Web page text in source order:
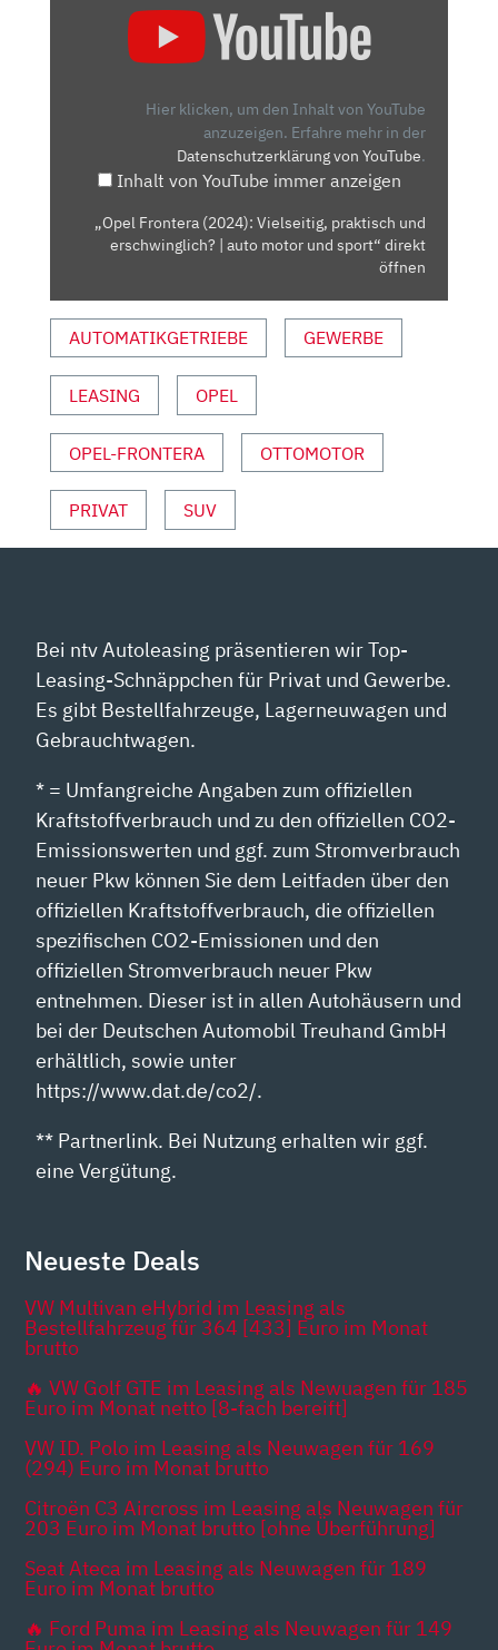
FRONTERA
PRAKTISCH
ERSCHWINGLICH?
VON
YOUTUBE
ANZEIGEN
Hier klicken, um den Inhalt von YouTube
anzuzeigen. Erfahre mehr in der
Datenschutzerklärung von YouTube.
Inhalt von YouTube immer anzeigen
„Opel Frontera (2024): Vielseitig, praktisch und
erschwinglich? | auto motor und sport“ direkt
öffnen
AUTOMATIKGETRIEBE GEWERBE
LEASING OPEL
OPEL-FRONTERA OTTOMOTOR
PRIVAT SUV
Bei ntv Autoleasing präsentieren wir Top-
Leasing-Schnäppchen für Privat und Gewerbe.
Es gibt Bestellfahrzeuge, Lagerneuwagen und
Gebrauchtwagen.
* = Umfangreiche Angaben zum offiziellen
Kraftstoffverbrauch und zu den offiziellen CO2-
Emissionswerten und ggf. zum Stromverbrauch
neuer Pkw können Sie dem Leitfaden über den
offiziellen Kraftstoffverbrauch, die offiziellen
spezifischen CO2-Emissionen und den
offiziellen Stromverbrauch neuer Pkw
entnehmen. Dieser ist in allen Autohäusern und
bei der Deutschen Automobil Treuhand GmbH
erhältlich, sowie unter
https://www.dat.de/co2/.
** Partnerlink. Bei Nutzung erhalten wir ggf.
eine Vergütung.
Neueste Deals
VW Multivan eHybrid im Leasing als
Bestellfahrzeug für 364 [433] Euro im Monat
brutto
🔥 VW Golf GTE im Leasing als Newuagen für 185
Euro im Monat netto [8-fach bereift]
VW ID. Polo im Leasing als Neuwagen für 169
(294) Euro im Monat brutto
Citroën C3 Aircross im Leasing als Neuwagen für
203 Euro im Monat brutto [ohne Überführung]
Seat Ateca im Leasing als Neuwagen für 189
Euro im Monat brutto
🔥 Ford Puma im Leasing als Neuwagen für 149